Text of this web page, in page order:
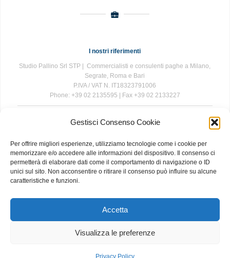
Gestisci Consenso Cookie
Per offrire migliori esperienze, utilizziamo tecnologie come i cookie per
memorizzare e/o accedere alle informazioni del dispositivo. Il consenso ci
permetterà di elaborare dati come il comportamento di navigazione o ID
unici sul sito. Non acconsentire o ritirare il consenso può influire su alcune
caratteristiche e funzioni.
Accetta
Visualizza le preferenze
Privacy Policy
I nostri riferimenti
Studio Pallino Srl STP | Commercialisti e consulenti paghe a Milano,
Segrate, Roma e Bari
P.IVA / VAT N. IT18323791006
Phone: +39 02 2135595 | Fax +39 02 2133227
The information contained in this website is for general information
while we endeavour to keep the information up to date and correct, we
make no representations or warranties of any kind, express or implied,
about the completeness, accuracy, reliability, suitability or availability
with respect to the website or the information, products, services, or
related graphics contained on the website for any purpose. Any
|Contact|Privacy and Cookie Policy